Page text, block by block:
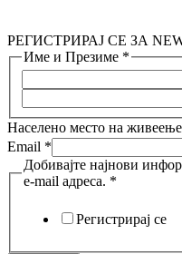
РЕГИСТРИРАЈ СЕ ЗА
Име и Презиме *
Населено место на живеење
Email *
Добивајте најнови
e-mail адреса. *
Регистрирај се